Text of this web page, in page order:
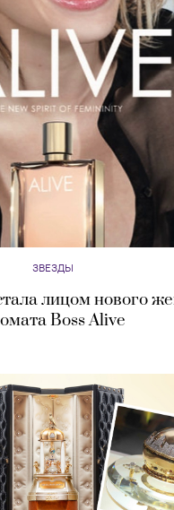
ЗВЕЗДЫ
лицом нового
Boss Alive